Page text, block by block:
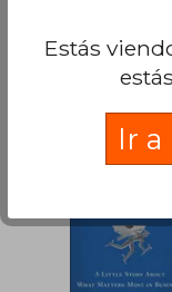
Estás
Ir